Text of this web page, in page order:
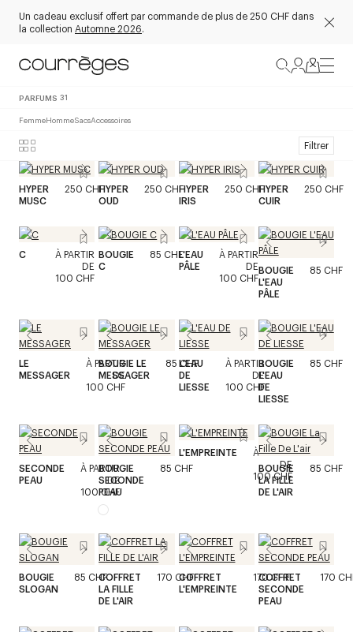
Un cadeau exclusif offert par commande de plus de 250 CHF dans
la collection Automne 2026.
PARFUMS 31
FemmeHommeSacsAccessoires
Filtrer
HYPER
MUSC
250 CHFHYPER
OUD
250 CHFHYPER
IRIS
250 CHFHYPER
CUIR
250 CHF
C
À PARTIR
DE
100 CHF
BOUGIE
C
85 CHFL'EAU
PÂLE
À PARTIR
DE
100 CHF
BOUGIE
L'EAU
PÂLE
85 CHF
LE
MESSAGER
À PARTIR
DE
100 CHF
BOUGIE LE
MESSAGER
85 CHF
L'EAU
DE
LIESSE
À PARTIR
DE
100 CHF
BOUGIE
L'EAU
DE
LIESSE
85 CHF
SECONDE
PEAU
À PARTIR
DE
100 CHF
BOUGIE
SECONDE
PEAU
85 CHF
L'EMPREINTE
À PARTIR
DE
100 CHF
BOUGIE
LA FILLE
DE L'AIR
85 CHF
BOUGIE
SLOGAN
85 CHFCOFFRET
LA FILLE
DE L'AIR
170 CHFCOFFRET
L'EMPREINTE
170 CHF
COFFRET
SECONDE
PEAU
170